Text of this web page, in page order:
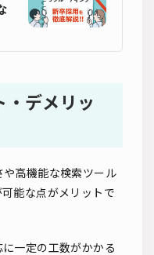
・デメリッ
高機能な検索ツール
能な点がメリットで
一定の工数がかかる